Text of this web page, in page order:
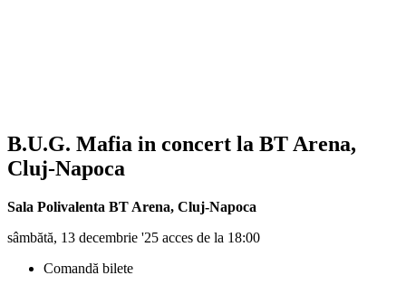
B.U.G. Mafia in concert la BT Arena,
Cluj-Napoca
Sala Polivalenta BT Arena, Cluj-Napoca
sâmbătă, 13 decembrie '25 acces de la 18:00
Comandă bilete